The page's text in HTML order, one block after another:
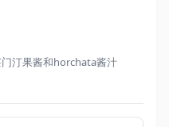
汀果酱和horchata酱汁